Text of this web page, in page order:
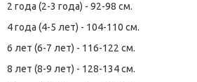
2 года (2-3 года) - 92-98 см.
4 года (4-5 лет) - 104-110 см.
6 лет (6-7 лет) - 116-122 см.
8 лет (8-9 лет) - 128-134 см.